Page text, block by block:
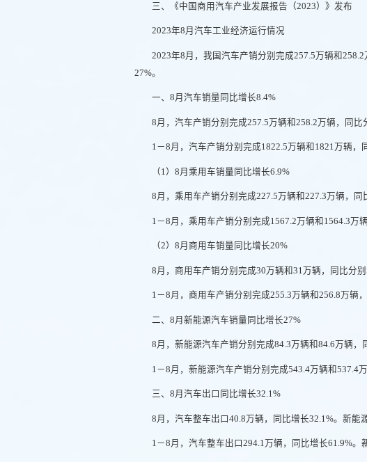
三、《中国商用汽车产业发展报告（2023）》发布
2023年8月汽车工业经济运行情况
2023年8月，我国汽车产销分别完成257.5万辆和
27%。
一、8月汽车销量同比增长8.4%
8月，汽车产销分别完成257.5万辆和258.2万辆，同比
1－8月，汽车产销分别完成1822.5万辆和1821万辆，
（1）8月乘用车销量同比增长6.9%
8月，乘用车产销分别完成227.5万辆和227.3万辆，同
1－8月，乘用车产销分别完成1567.2万辆和1564.3万
（2）8月商用车销量同比增长20%
8月，商用车产销分别完成30万辆和31万辆，同比分别
1－8月，商用车产销分别完成255.3万辆和256.8万辆
二、8月新能源汽车销量同比增长27%
8月，新能源汽车产销分别完成84.3万辆和84.6万辆，
1－8月，新能源汽车产销分别完成543.4万辆和537.4
三、8月汽车出口同比增长32.1%
8月，汽车整车出口40.8万辆，同比增长32.1%。新能
1－8月，汽车整车出口294.1万辆，同比增长61.9%。